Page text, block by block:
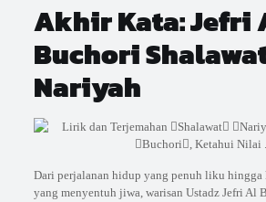
Akhir Kata: Jefri
Buchori
Nariyah
Dari perjalanan hidup yang penuh liku hingga
yang menyentuh jiwa, warisan Ustadz Jefri Al